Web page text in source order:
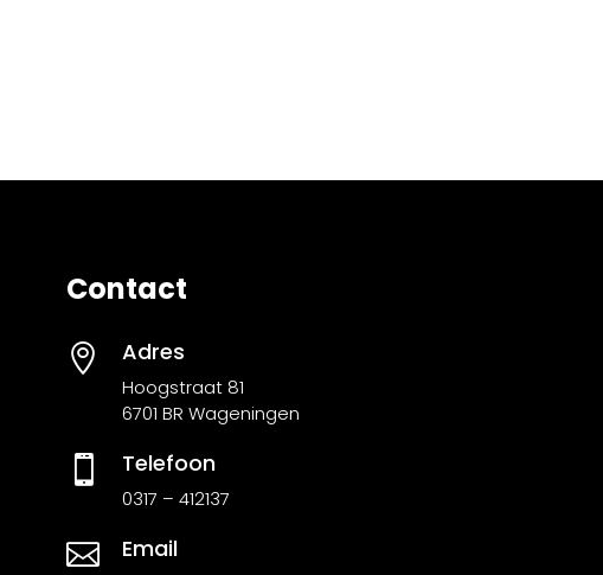
Contact
 Adres
Hoogstraat 81
6701 BR Wageningen
 Telefoon
0317 – 412137
 Email